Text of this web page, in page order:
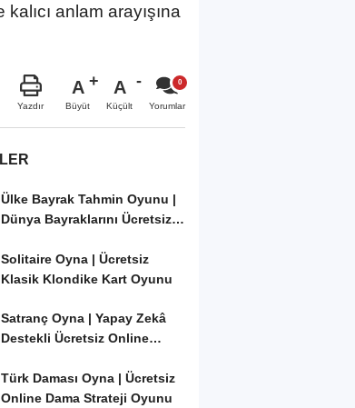
anlam arayışına
Yazdır
A
Büyüt
A
Küçült Yorumlar
Ülke Bayrak Tahmin Oyunu |
Dünya Bayraklarını Ücretsiz
Solitaire Oyna | Ücretsiz
Klasik Klondike Kart Oyunu
Satranç Oyna | Yapay Zekâ
Destekli Ücretsiz Online
Türk Daması Oyna | Ücretsiz
Online Dama Strateji Oyunu